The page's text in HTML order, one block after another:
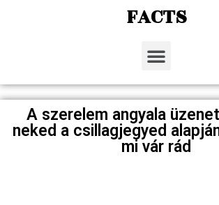
FACTS
A szerelem angyala
neked a csillagjegyed
mi vár rád